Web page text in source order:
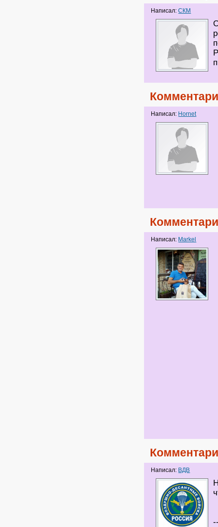
Написал:СКМ
Написал: Hornet
Написал: Markel
Написал: ВДВ